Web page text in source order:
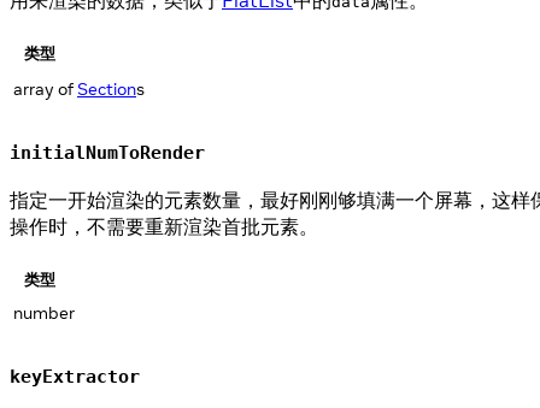
类型
array ofSections
initialNumToRender
指定一开始渲染的元素数量，最好刚刚够填满一个屏幕，这
操作时，不需要重新渲染首批元素。
类型
number
keyExtractor